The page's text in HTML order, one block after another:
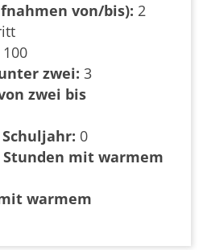
von/bis): 2
100
zwei: 3
zwei bis
0
Stunden mit warmem
warmem